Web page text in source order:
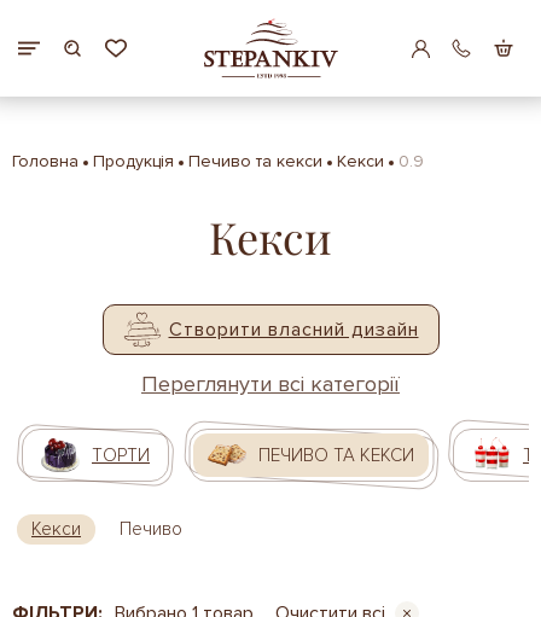
Головна Продукція Печиво та кекси Кекси 0.9
Кекси
Створити власний дизайн
Переглянути всі категорії
ТОРТИ ПЕЧИВО ТА КЕКСИ
Кекси Печиво